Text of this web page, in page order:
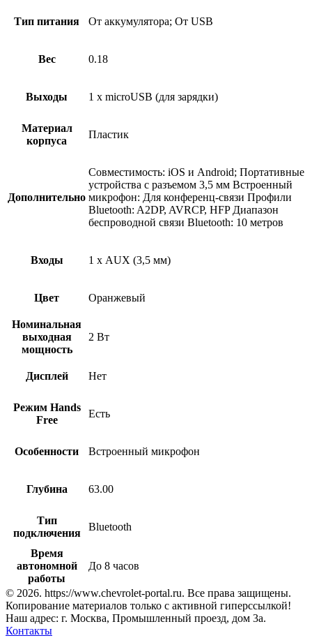
Тип питания От аккумулятора; От USB
Вес 0.18
Выходы 1 х microUSB (для зарядки)
Материал
корпуса
Пластик
Дополнительно
Совместимость: iOS и Android; Портативные
устройства с разъемом 3,5 мм Встроенный
микрофон: Для конференц-связи Профили
Bluetooth: A2DP, AVRCP, HFP Диапазон
беспроводной связи Bluetooth: 10 метров
Входы 1 х AUX (3,5 мм)
Цвет Оранжевый
Номинальная
выходная
мощность
2 Вт
Дисплей Нет
Режим Hands
Free
Есть
Особенности Встроенный микрофон
Глубина 63.00
Тип
подключения
Bluetooth
Время
автономной
работы
До 8 часов
© 2026. https://www.chevrolet-portal.ru. Все права защищены.
Копирование материалов только с активной гиперссылкой!
Наш адрес: г. Москва, Промышленный проезд, дом 3а.
Контакты